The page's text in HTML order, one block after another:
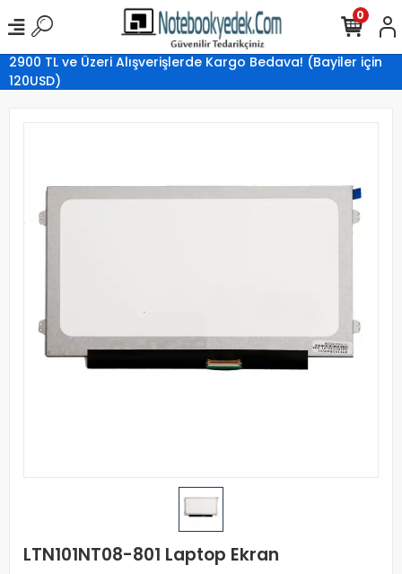
2900 TL ve Üzeri Alışverişlerde Kargo Bedava! (Bayiler için
120USD)
0
LTN101NT08-801 Laptop Ekran